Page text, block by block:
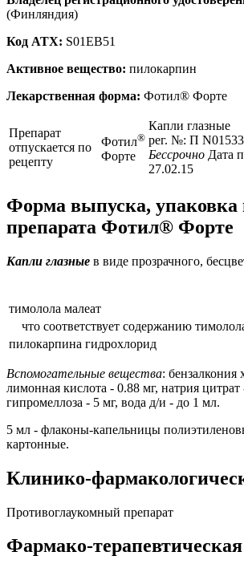
(Финляндия)
Код ATX: S01EB51
Активное вещество: пилокарпин
Лекарственная форма: Фотил® Форте
Препарат
отпускается по
рецепту
Фотил®
Форте
Капли глазные
рег. №: П
Бессрочно Дата
27.02.15
Форма выпуска, упаковка
препарата Фотил® Форте
Капли глазные в виде прозрачного,
тимолола малеат
что соответствует содержанию
пилокарпина гидрохлорид
Вспомогательные вещества: бензалкония
лимонная кислота - 0.88 мг, натрия цитрат
гипромеллоза - 5 мг, вода д/и - до 1 мл.
5 мл - флаконы-капельницы
картонные.
Клинико-
Противоглаукомный препарат
Фармако-